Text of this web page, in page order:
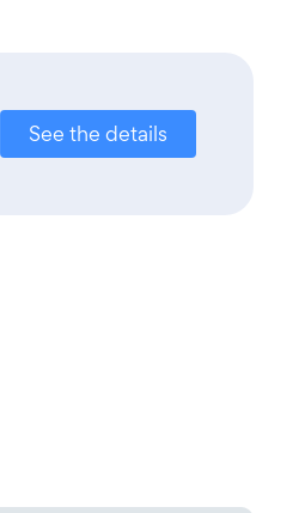
See the details